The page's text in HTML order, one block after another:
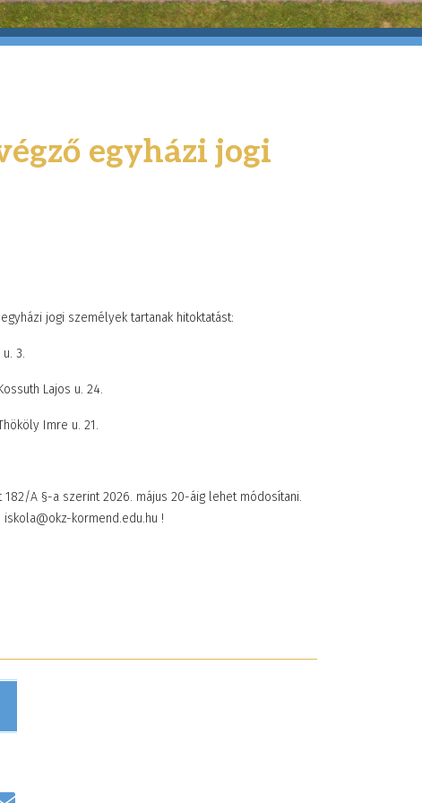
Steiermarkban
egyházi jogi
jogi személyek tartanak hitoktatást:
3.
Lajos u. 24.
Imre u. 21.
A §-a szerint 2026. május 20-áig lehet módosítani.
kormend.edu.hu !